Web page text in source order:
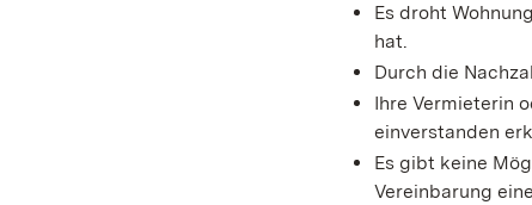
Es droht
hat.
Durch die
Ihre Vermieterin
einverstanden
Es gibt keine
Vereinbarung